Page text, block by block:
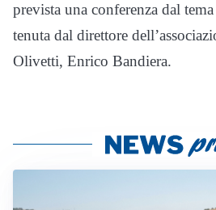
prevista una conferenza dal
tenuta dal direttore
Olivetti, Enrico Bandiera.